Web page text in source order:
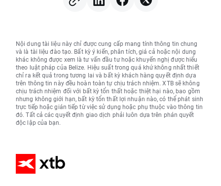
Nội dung tài liệu này chỉ được cung cấp mang tính thông tin chung
và là tài liệu đào tạo. Bất kỳ ý kiến, phân tích, giá cả hoặc nội dung
khác không được xem là tư vấn đầu tư hoặc khuyến nghị được hiểu
theo luật pháp của Belize. Hiệu suất trong quá khứ không nhất thiết
chỉ ra kết quả trong tương lai và bất kỳ khách hàng quyết định dựa
trên thông tin này đều hoàn toàn tự chịu trách nhiệm. XTB sẽ không
chịu trách nhiệm đối với bất kỳ tổn thất hoặc thiệt hại nào, bao gồm
nhưng không giới hạn, bất kỳ tổn thất lợi nhuận nào, có thể phát sinh
trực tiếp hoặc gián tiếp từ việc sử dụng hoặc phụ thuộc vào thông tin
đó. Tất cả các quyết định giao dịch phải luôn dựa trên phán quyết
độc lập của bạn.